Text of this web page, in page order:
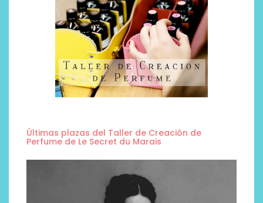
Últimas plazas del Taller de Creación de
Perfume de Le Secret du Marais